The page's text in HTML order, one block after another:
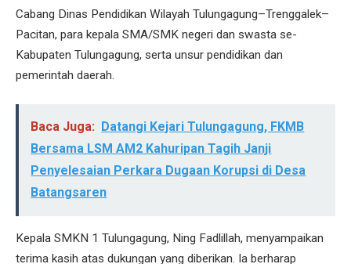
Cabang Dinas Pendidikan Wilayah Tulungagung–Trenggalek–
Pacitan, para kepala SMA/SMK negeri dan swasta se-
Kabupaten Tulungagung, serta unsur pendidikan dan
pemerintah daerah.
Baca Juga:
Datangi Kejari Tulungagung, FKMB
Bersama LSM AM2 Kahuripan Tagih Janji
Penyelesaian Perkara Dugaan Korupsi di Desa
Batangsaren
Kepala SMKN 1 Tulungagung, Ning Fadlillah, menyampaikan
terima kasih atas dukungan yang diberikan. Ia berharap